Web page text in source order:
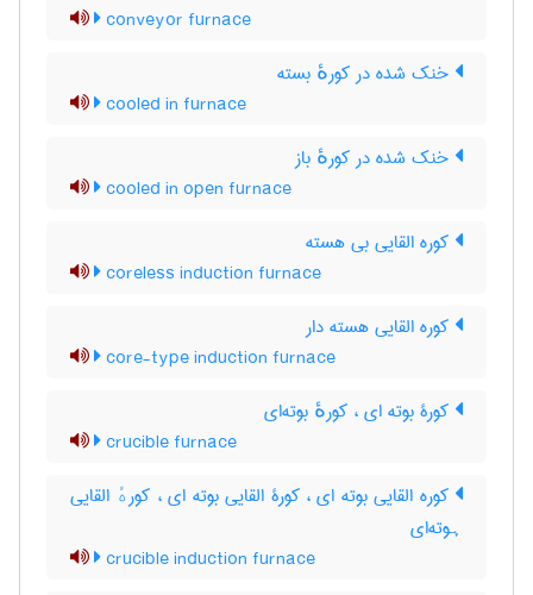
conveyor furnace
خنک شده در کورهٔ بسته
cooled in furnace
خنک شده در کورهٔ باز
cooled in open furnace
کوره القایی بی هسته
coreless induction furnace
کوره القایی هسته دار
core-type induction furnace
کورۀ بوته ای ، کورهٔ بوته‌ای
crucible furnace
کوره القایی بوته ای ، کورۀ القایی بوته ای ، کورهٔ القایی
ہوته‌ای
crucible induction furnace